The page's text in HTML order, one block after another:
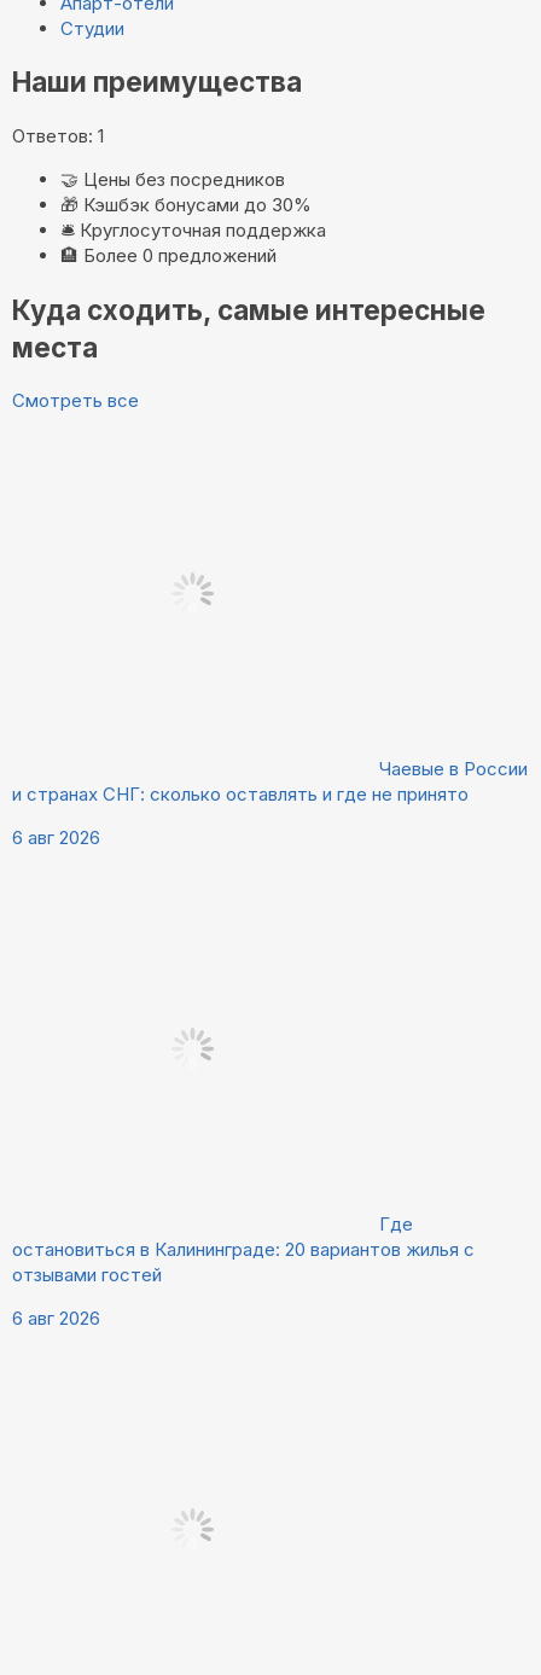
Студии
Наши преимущества
Ответов: 1
🤝 Цены без посредников
🎁 Кэшбэк бонусами до 30%
🛎️ Круглосуточная поддержка
🏨 Более 0 предложений
Куда сходить, самые интересные
места
Смотреть все
Чаевые в России
и странах СНГ: сколько оставлять и где не принято
6 авг 2026
Где
остановиться в Калининграде: 20 вариантов жилья с
отзывами гостей
6 авг 2026